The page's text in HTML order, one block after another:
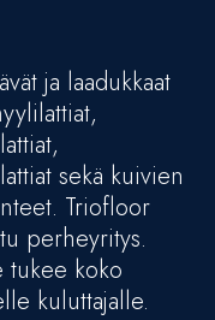
ja laadukkaat
sekä kuivien
Triofloor
perheyritys.
tukee koko
kuluttajalle.